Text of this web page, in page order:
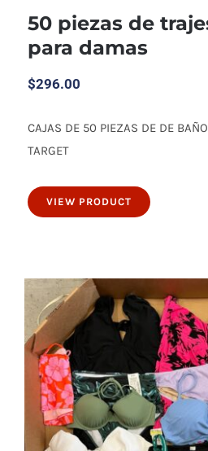
50 piezas de trajes de
50 piezas de
para damas
$296.00
CAJAS DE 50 PIEZAS DE DE
TARGET
VIEW PRODUCT